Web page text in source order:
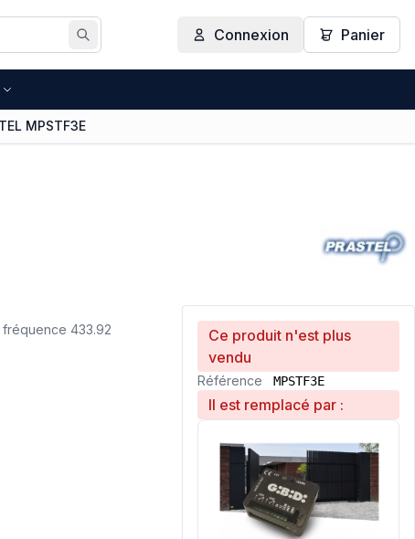
Rechercher
Connexion Panier
MPSTF3E
Ce produit n'est plus
vendu
Référence MPSTF3E
Il est remplacé par :
fréquence 433.92